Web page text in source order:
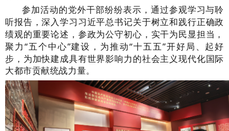
参加活动的党外干部纷纷表示，通过参观学习与聆
听报告，深入学习习近平总书记关于树立和践行正确政
绩观的重要论述，参政为公守初心，实干为民显担当，
聚力“五个中心”建设，为推动“十五五”开好局、起好
步，为加快建成具有世界影响力的社会主义现代化国际
大都市贡献统战力量。